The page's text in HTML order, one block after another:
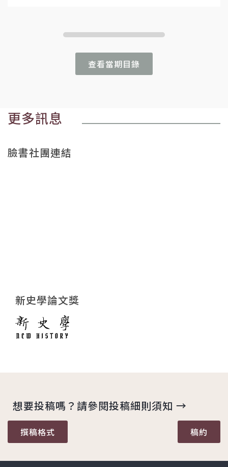
查看當期目錄
更多訊息
臉書社團連結
新史學論文獎
想要投稿嗎？請參閱投稿細則須知 →
撰稿格式 稿約